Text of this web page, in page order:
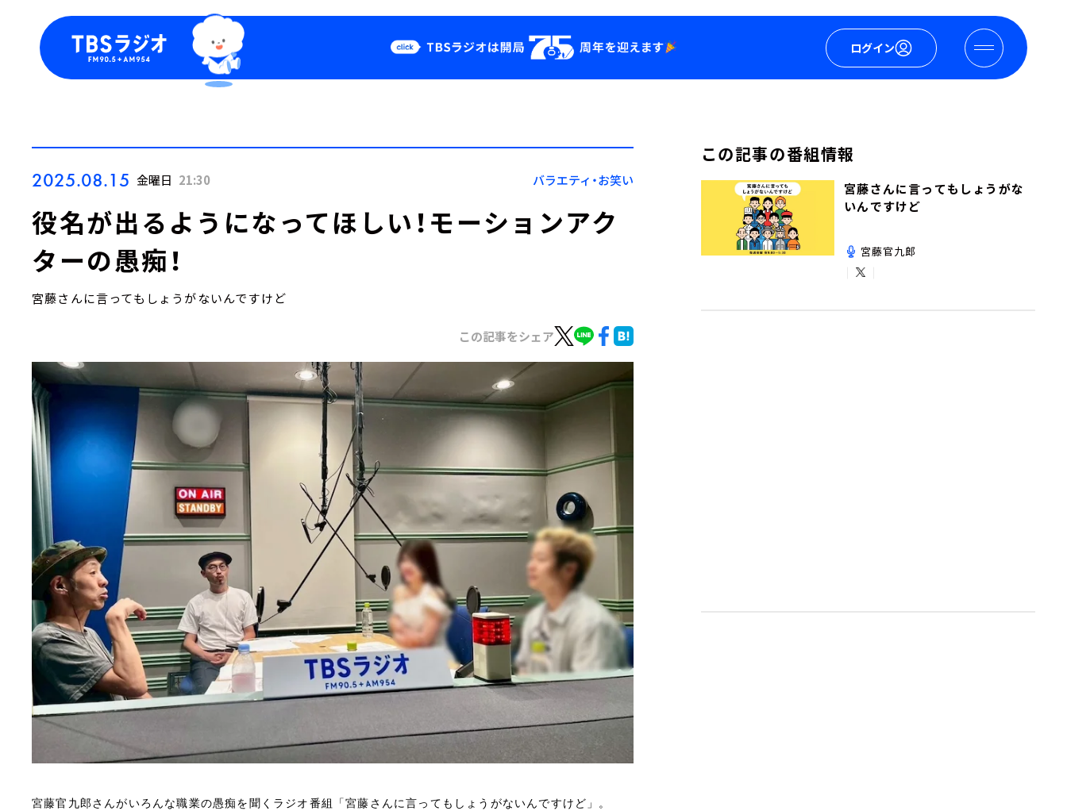
ログイン
Podcast
YouTube
会社情報
2025.08.15 金曜日 21:30 バラエティ・お笑い
役名が出るようになってほしい！モーションアク
ターの愚痴！
宮藤さんに言ってもしょうがないんですけど
この記事をシェア
宮藤官九郎さんがいろんな職業の愚痴を聞くラジオ番組「宮藤さんに言ってもしょうがないんですけど」。
この記事の番組情報
宮藤さんに言ってもしょうがな
いんですけど
宮藤官九郎